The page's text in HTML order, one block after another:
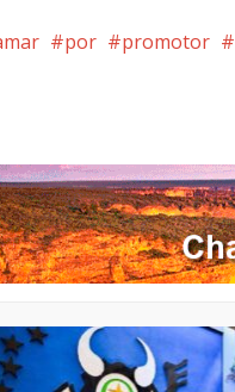
por promotor